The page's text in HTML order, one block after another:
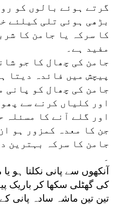
-12گرتے ہوئے بالوں کو
کا سرکہ یا جامن کا
مفید ہے۔
پیچش میں فائدہ دیتا
اور کلیاں کرنے سے
اور گلے آنے کا مسئلہ
جامن کا سرکہ بہترین
۔
کی گھٹلی سکھا کر باریک
تین تین ماشہ سادہ پانی